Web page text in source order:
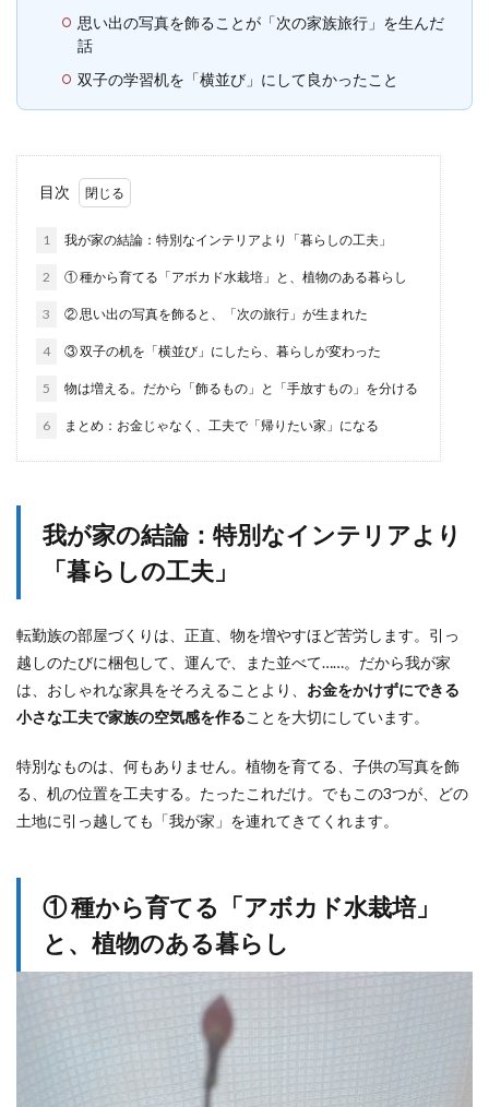
思い出の写真を飾ることが「次の家族旅行」を生んだ
話
双子の学習机を「横並び」にして良かったこと
目次
1 我が家の結論：特別なインテリアより「暮らしの工夫」
2 ① 種から育てる「アボカド水栽培」と、植物のある暮らし
3 ② 思い出の写真を飾ると、「次の旅行」が生まれた
4 ③ 双子の机を「横並び」にしたら、暮らしが変わった
5 物は増える。だから「飾るもの」と「手放すもの」を分ける
6 まとめ：お金じゃなく、工夫で「帰りたい家」になる
我が家の結論：特別なインテリアより
「暮らしの工夫」
転勤族の部屋づくりは、正直、物を増やすほど苦労します。引っ
越しのたびに梱包して、運んで、また並べて……。だから我が家
は、おしゃれな家具をそろえることより、 お金をかけずにできる
小さな工夫で家族の空気感を作ることを大切にしています。
特別なものは、何もありません。植物を育てる、子供の写真を飾
る、机の位置を工夫する。たったこれだけ。でもこの3つが、どの
土地に引っ越しても「我が家」を連れてきてくれます。
① 種から育てる「アボカド水栽培」
と、植物のある暮らし